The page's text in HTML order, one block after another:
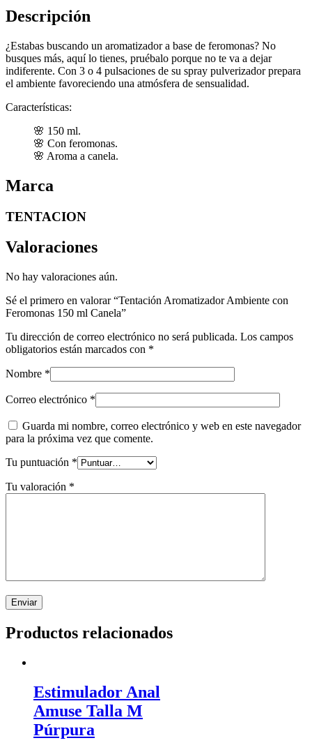
Descripción
¿Estabas buscando un aromatizador a base de feromonas? No
busques más, aquí lo tienes, pruébalo porque no te va a dejar
indiferente. Con 3 o 4 pulsaciones de su spray pulverizador prepara
el ambiente favoreciendo una atmósfera de sensualidad.
Características:
150 ml.
Con feromonas.
Aroma a canela.
Marca
TENTACION
Valoraciones
No hay valoraciones aún.
Sé el primero en valorar “Tentación Aromatizador Ambiente con
Feromonas 150 ml Canela”
Tu dirección de correo electrónico no será publicada. Los campos
obligatorios están marcados con *
Nombre *
Correo electrónico *
Guarda mi nombre, correo electrónico y web en este navegador
para la próxima vez que comente.
Tu puntuación *
Tu valoración *
Productos relacionados
Estimulador Anal
Amuse Talla M
Púrpura